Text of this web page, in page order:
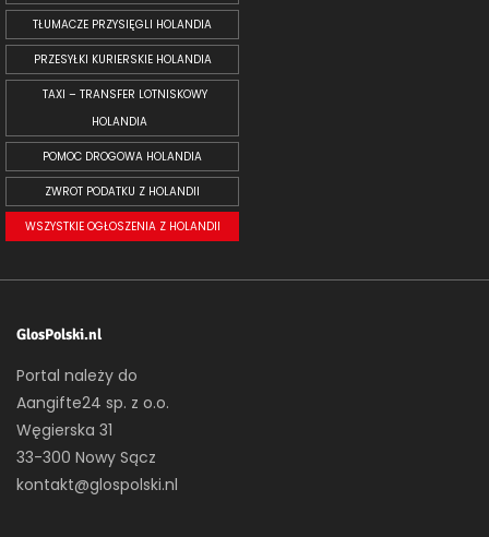
TŁUMACZE PRZYSIĘGLI HOLANDIA
PRZESYŁKI KURIERSKIE HOLANDIA
TAXI – TRANSFER LOTNISKOWY
HOLANDIA
POMOC DROGOWA HOLANDIA
ZWROT PODATKU Z HOLANDII
WSZYSTKIE OGŁOSZENIA Z HOLANDII
GlosPolski.nl
Portal należy do
Aangifte24 sp. z o.o.
Węgierska 31
33-300 Nowy Sącz
kontakt@glospolski.nl